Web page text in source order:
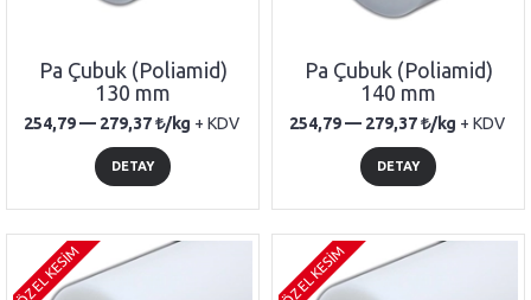
Pa Çubuk (Poliamid)
130 mm
254,79 — 279,37 /kg + KDV
DETAY
Pa Çubuk (Poliamid)
140 mm
254,79 — 279,37 /kg + KDV
DETAY
ÖZEL KESİM ÖZEL KESİM